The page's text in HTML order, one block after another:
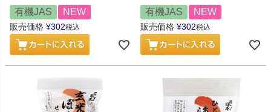
有機JAS NEW
販売価格 ¥302税込
有機JAS NEW
販売価格 ¥302税込